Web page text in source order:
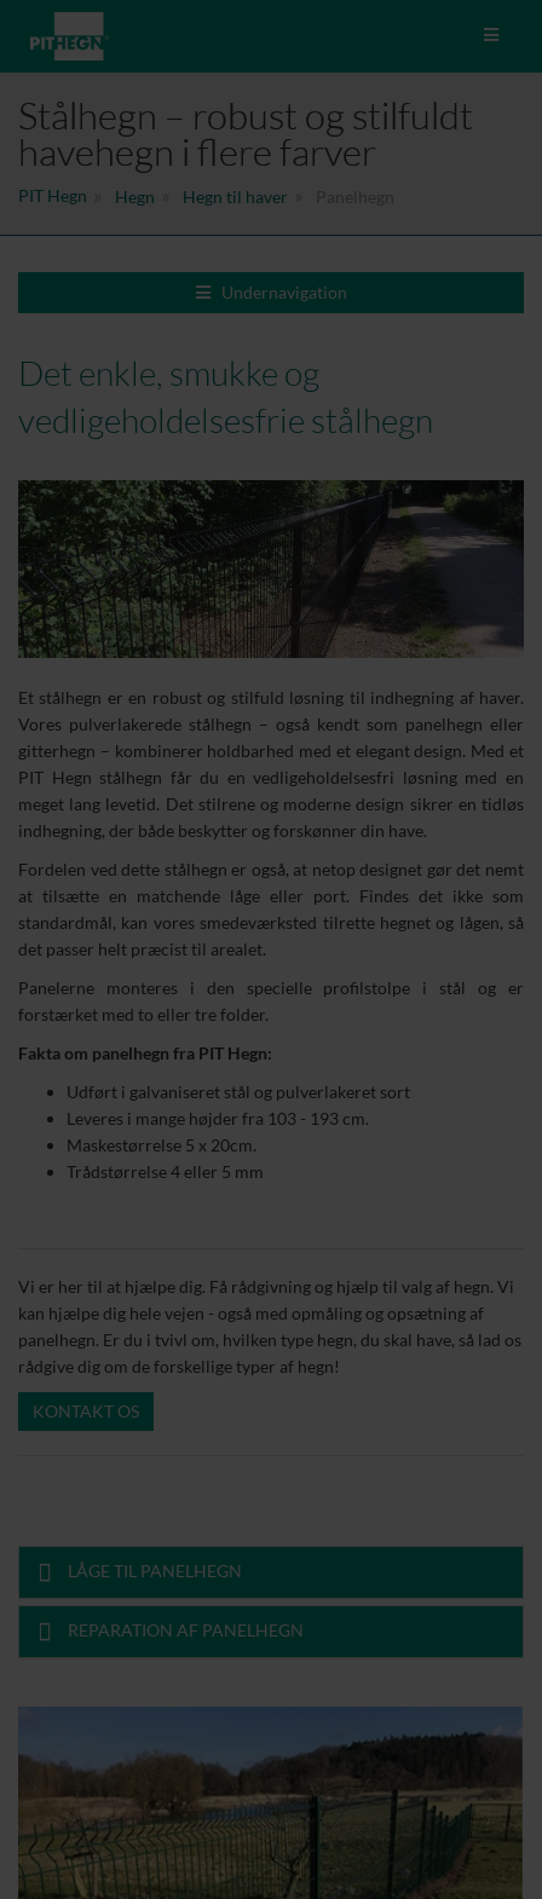
Toggle
Stålhegn – robust og stilfuldt
havehegn i flere farver
PIT Hegn Hegn Hegn til haver
Undernavigation
Det enkle, smukke og
vedligeholdelsesfrie stålhegn
Et stålhegn er en robust og stilfuld løsning til indhegning af haver.
Vores pulverlakerede stålhegn – også kendt som panelhegn eller
gitterhegn – kombinerer holdbarhed med et elegant design. Med et
PIT Hegn stålhegn får du en vedligeholdelsesfri løsning med en
meget lang levetid. Det stilrene og moderne design sikrer en tidløs
indhegning, der både beskytter og forskønner din have.
Fordelen ved dette stålhegn er også, at netop designet gør det nemt
at tilsætte en matchende låge eller port. Findes det ikke som
standardmål, kan vores smedeværksted tilrette hegnet og lågen, så
det passer helt præcist til arealet.
Panelerne monteres i den specielle profilstolpe i stål og er
forstærket med to eller tre folder.
Fakta om panelhegn fra PIT Hegn:
Udført i galvaniseret stål og pulverlakeret sort
Leveres i mange højder fra 103 - 193 cm.
Maskestørrelse 5 x 20cm.
Trådstørrelse 4 eller 5 mm
Vi er her til at hjælpe dig. Få rådgivning og hjælp til valg af hegn. Vi
kan hjælpe dig hele vejen - også med opmåling og opsætning af
panelhegn. Er du i tvivl om, hvilken type hegn, du skal have, så lad os
rådgive dig om de forskellige typer af hegn!
KONTAKT OS
LÅGE TIL PANELHEGN
REPARATION AF PANELHEGN